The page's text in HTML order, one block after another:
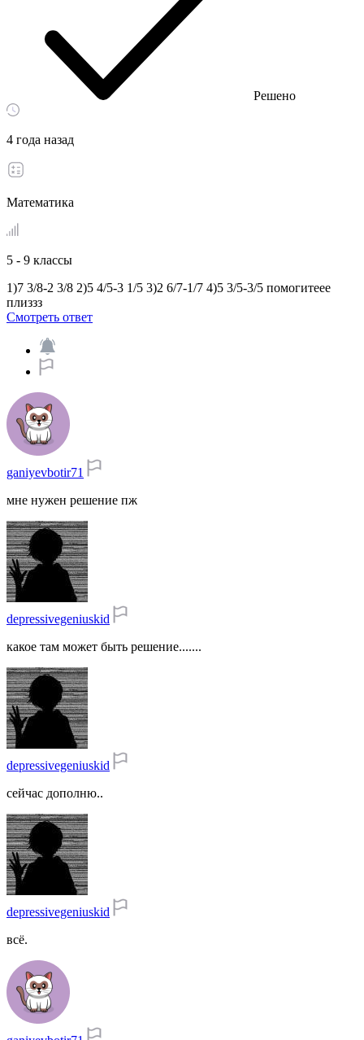
Решено
4 года назад
Математика
5 - 9 классы
1)7 3/8-2 3/8 2)5 4/5-3 1/5 3)2 6/7-1/7 4)5 3/5-3/5 помогитеее
плиззз
Смотреть ответ
ganiyevbotir71
мне нужен решение пж
depressivegeniuskid
какое там может быть решение.......
depressivegeniuskid
сейчас дополню..
depressivegeniuskid
всё.